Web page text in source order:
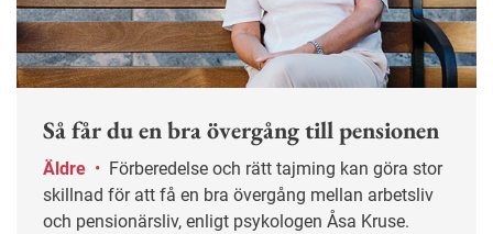
Så får du en bra övergång till pensionen
Äldre •
skillnad för att få en bra övergång mellan arbetsliv
och pensionärsliv, enligt psykologen Åsa Kruse.